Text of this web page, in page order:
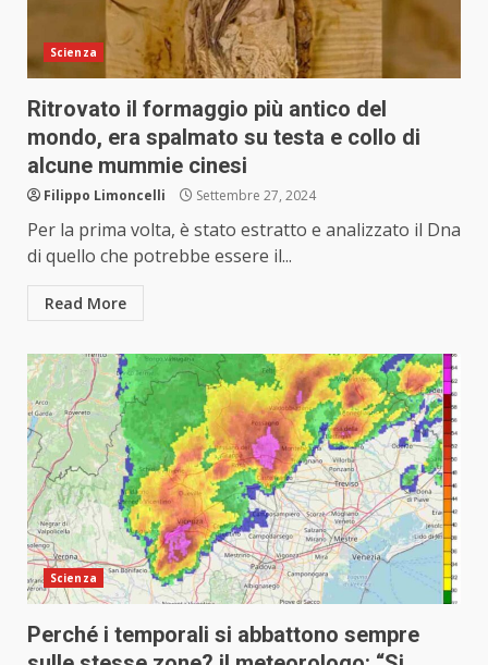
Scienza
Ritrovato il formaggio più antico del
mondo, era spalmato su testa e collo di
alcune mummie cinesi
Filippo Limoncelli Settembre 27, 2024
Per la prima volta, è stato estratto e analizzato il Dna
di quello che potrebbe essere il...
Read More
Scienza
Perché i temporali si abbattono sempre